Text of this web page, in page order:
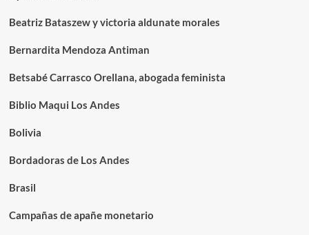
Beatriz Bataszew y victoria aldunate morales
Bernardita Mendoza Antiman
Betsabé Carrasco Orellana, abogada feminista
Biblio Maqui Los Andes
Bolivia
Bordadoras de Los Andes
Brasil
Campañas de apañe monetario